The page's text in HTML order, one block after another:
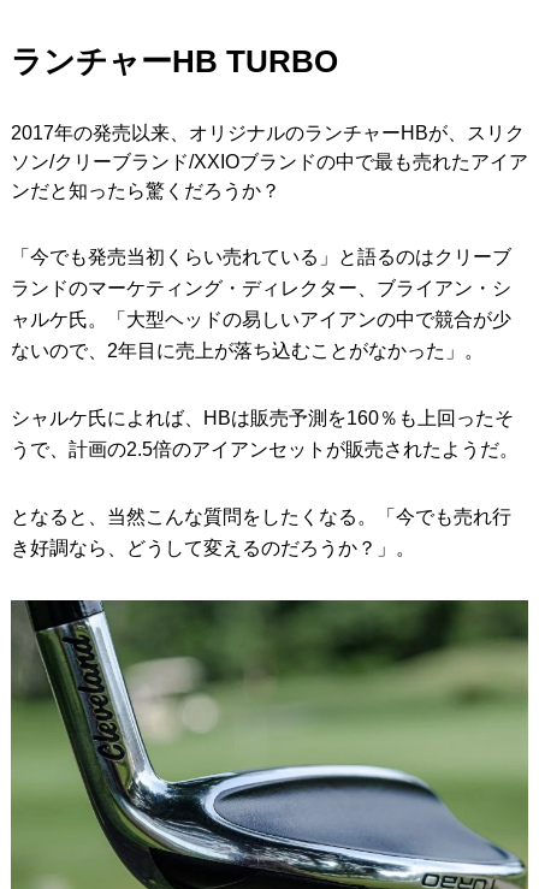
ランチャーHB TURBO
2017年の発売以来、オリジナルのランチャーHBが、スリク
ソン/クリーブランド/XXIOブランドの中で最も売れたアイア
ンだと知ったら驚くだろうか？
「今でも発売当初くらい売れている」と語るのはクリーブ
ランドのマーケティング・ディレクター、ブライアン・シ
ャルケ氏。「大型ヘッドの易しいアイアンの中で競合が少
ないので、2年目に売上が落ち込むことがなかった」。
シャルケ氏によれば、HBは販売予測を160％も上回ったそ
うで、計画の2.5倍のアイアンセットが販売されたようだ。
となると、当然こんな質問をしたくなる。「今でも売れ行
き好調なら、どうして変えるのだろうか？」。